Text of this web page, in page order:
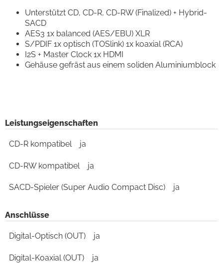
Unterstützt CD, CD-R, CD-RW (Finalized) + Hybrid-
SACD
AES3 1x balanced (AES/EBU) XLR
S/PDIF 1x optisch (TOSlink) 1x koaxial (RCA)
I2S + Master Clock 1x HDMI
Gehäuse gefräst aus einem soliden Aluminiumblock
Leistungseigenschaften
CD-R kompatibel ja
CD-RW kompatibel ja
SACD-Spieler (Super Audio Compact Disc) ja
Anschlüsse
Digital-Optisch (OUT) ja
Digital-Koaxial (OUT) ja